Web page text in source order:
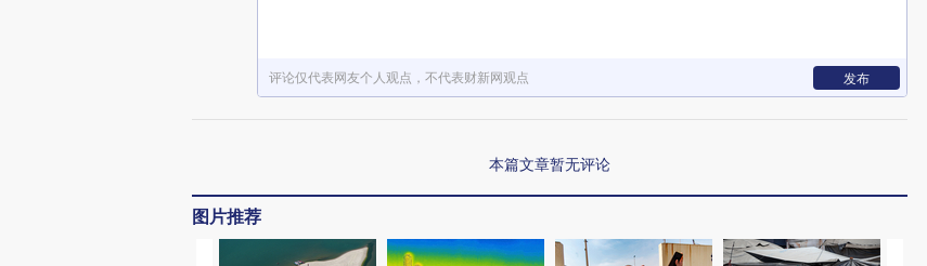
评论仅代表网友个人观点，不代表财新网观点 发布
本篇文章暂无评论
图片推荐